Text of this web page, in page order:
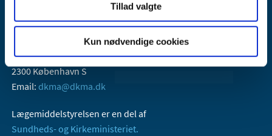
Tillad valgte
Kun nødvendige cookies
Lægemiddelstyrelsen
Axel Heides Gade 1
2300 København S
Email: dkma@dkma.dk
Lægemiddelstyrelsen er en del af
Sundheds- og Kirkeministeriet.